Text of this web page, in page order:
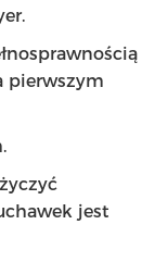
pierwszym
jest